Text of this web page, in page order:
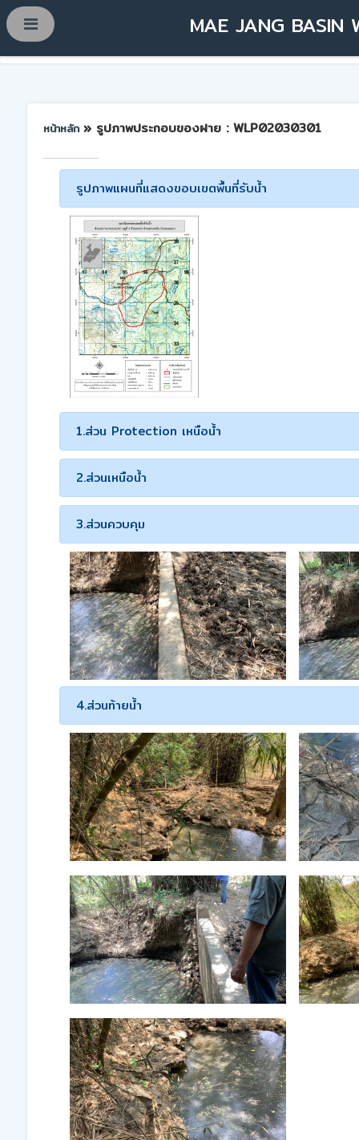
MAE JANG BASIN
หน้าหลัก » รูปภาพประกอบของฝาย : WLP02030301
รูปภาพแผนที่แสดงขอบเขตพื้นที่รับน้ำ
1.ส่วน Protection เหนือน้ำ
2.ส่วนเหนือน้ำ
3.ส่วนควบคุม
4.ส่วนท้ายน้ำ